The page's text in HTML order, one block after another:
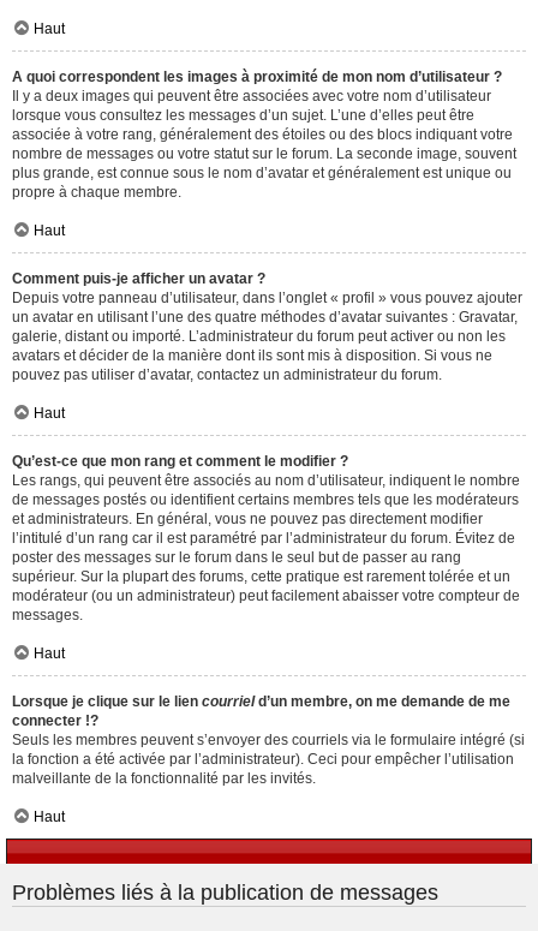
Haut
A quoi correspondent les images à proximité de mon nom d’utilisateur ?
Il y a deux images qui peuvent être associées avec votre nom d’utilisateur
lorsque vous consultez les messages d’un sujet. L’une d’elles peut être
associée à votre rang, généralement des étoiles ou des blocs indiquant votre
nombre de messages ou votre statut sur le forum. La seconde image, souvent
plus grande, est connue sous le nom d’avatar et généralement est unique ou
propre à chaque membre.
Haut
Comment puis-je afficher un avatar ?
Depuis votre panneau d’utilisateur, dans l’onglet « profil » vous pouvez ajouter
un avatar en utilisant l’une des quatre méthodes d’avatar suivantes : Gravatar,
galerie, distant ou importé. L’administrateur du forum peut activer ou non les
avatars et décider de la manière dont ils sont mis à disposition. Si vous ne
pouvez pas utiliser d’avatar, contactez un administrateur du forum.
Haut
Qu’est-ce que mon rang et comment le modifier ?
Les rangs, qui peuvent être associés au nom d’utilisateur, indiquent le nombre
de messages postés ou identifient certains membres tels que les modérateurs
et administrateurs. En général, vous ne pouvez pas directement modifier
l’intitulé d’un rang car il est paramétré par l’administrateur du forum. Évitez de
poster des messages sur le forum dans le seul but de passer au rang
supérieur. Sur la plupart des forums, cette pratique est rarement tolérée et un
modérateur (ou un administrateur) peut facilement abaisser votre compteur de
messages.
Haut
Lorsque je clique sur le lien courrield’un membre, on me demande de me
connecter !?
Seuls les membres peuvent s’envoyer des courriels via le formulaire intégré (si
la fonction a été activée par l’administrateur). Ceci pour empêcher l’utilisation
malveillante de la fonctionnalité par les invités.
Haut
Problèmes liés à la publication de messages